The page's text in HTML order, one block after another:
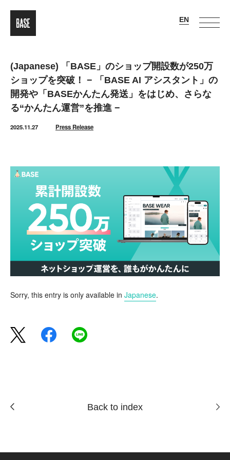
(Japanese) 「BASE」のショップ開設数が250万
ショップを突破！ − 「BASE AI アシスタント」の
開発や「BASEかんたん発送」をはじめ、さらな
る“かんたん運営”を推進 −
2025.11.27 Press Release
Sorry, this entry is only available in Japanese.
Back to index